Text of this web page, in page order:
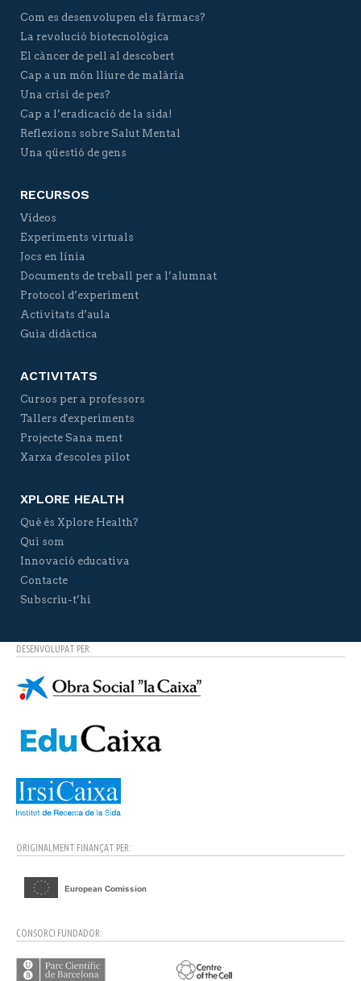
Com es desenvolupen els fàrmacs?
La revolució biotecnològica
El càncer de pell al descobert
Cap a un món lliure de malària
Una crisi de pes?
Cap a l’eradicació de la sida!
Reflexions sobre Salut Mental
Una qüestió de gens
RECURSOS
Vídeos
Experiments virtuals
Jocs en línia
Documents de treball per a l’alumnat
Protocol d’experiment
Activitats d’aula
Guia didàctica
ACTIVITATS
Cursos per a professors
Tallers d'experiments
Projecte Sana ment
Xarxa d'escoles pilot
XPLORE HEALTH
Què és Xplore Health?
Qui som
Innovació educativa
Contacte
Subscriu-t’hi
DESENVOLUPAT PER:
ORIGINALMENT FINANÇAT PER:
CONSORCI FUNDADOR: